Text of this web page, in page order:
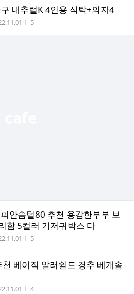
내추럴K 4인용 식탁+의자4
성시간 조회수
5
안솜털80 추천 용감한부부 보
함 5컬러 기저귀박스 다
성시간 조회수
5
베이직 알러쉴드 경추 베개솜
성시간 조회수
4